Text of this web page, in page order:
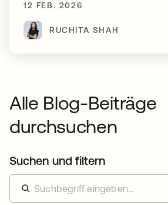
12 FEB. 2026
RUCHITA SHAH
Alle Blog-Beiträge
durchsuchen
Suchen und filtern